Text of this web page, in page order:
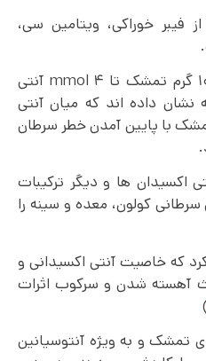
فیبر خوراکی، ویتامین سی،
بر طبق آزمایش FRAP هر ۱۰۰ گرم تمشک تا ۴ mmol آنتی
نشان داده اند که میان آنتی
با پایین آمدن خطر سرطان
ها و دیگر ترکیبات
سرطانی کولون، معده و سینه را
کرد که خاصیت آنتی اکسیدانی و
آهسته شدن و سرکوب اثرات
)
تمشک و به ویژه آنتوسیانین